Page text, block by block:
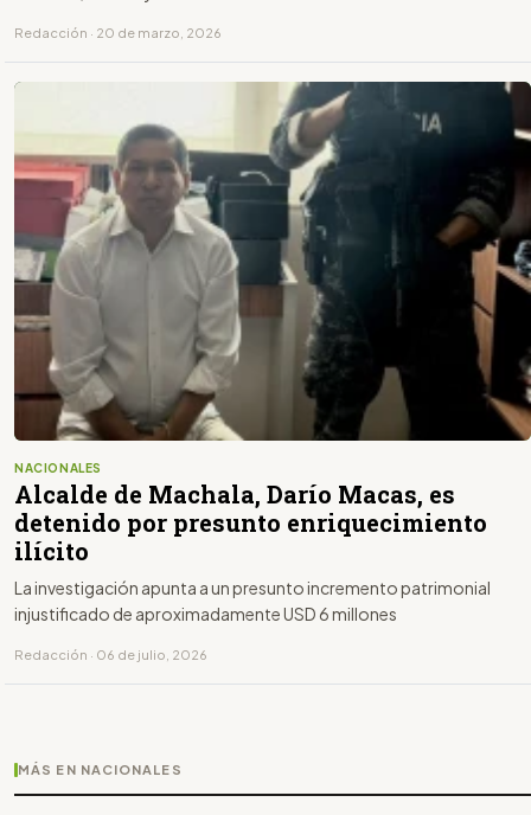
Redacción · 20 de marzo, 2026
NACIONALES
Alcalde de Machala, Darío Macas, es
detenido por presunto enriquecimiento
ilícito
La investigación apunta a un presunto incremento patrimonial
injustificado de aproximadamente USD 6 millones
Redacción · 06 de julio, 2026
MÁS EN NACIONALES